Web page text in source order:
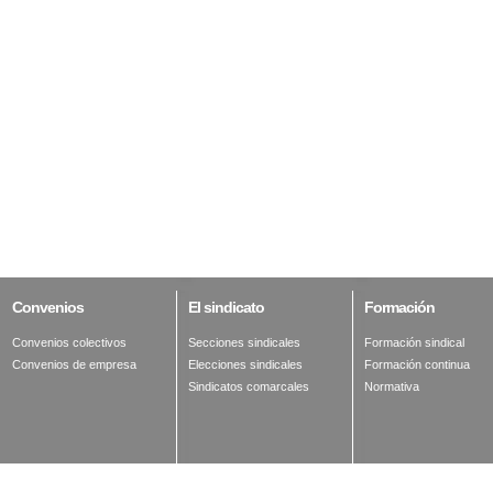
Convenios
Convenios colectivos
Convenios de empresa
Elsindicato
Secciones sindicales
Elecciones sindicales
Sindicatos comarcales
Formación
Formación sindical
Formación continua
Normativa